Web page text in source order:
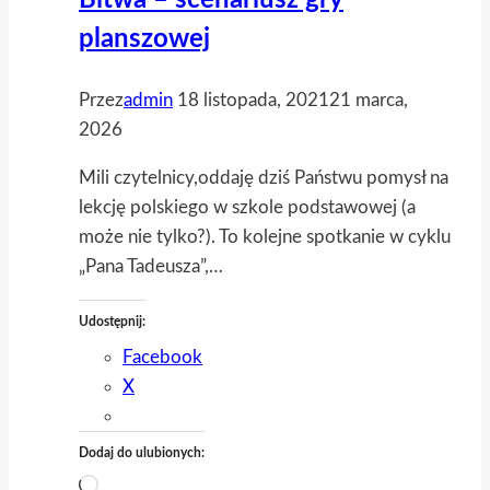
planszowej
Przezadmin 18 listopada, 202121 marca,
2026
Mili czytelnicy,oddaję dziś Państwu pomysł na
lekcję polskiego w szkole podstawowej (a
może nie tylko?). To kolejne spotkanie w cyklu
„Pana Tadeusza”,…
Udostępnij:
Facebook
X
Dodaj do ulubionych: